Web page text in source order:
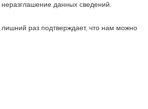
данных сведений.
раз подтверждает, что нам можно